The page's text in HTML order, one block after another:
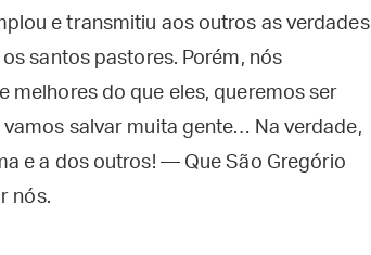
e transmitiu aos outros as verdades
santos pastores. Porém, nós
melhores do que eles, queremos ser
salvar muita gente… Na verdade,
e a dos outros! — Que São Gregório
nós.